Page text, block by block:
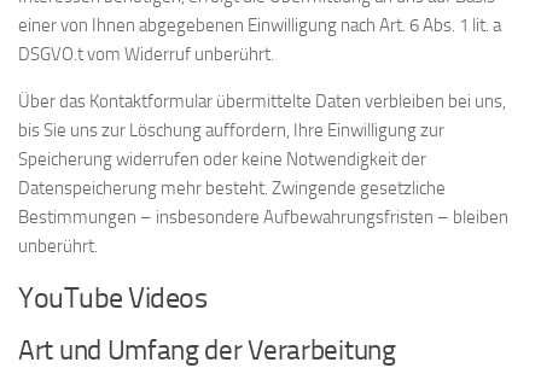
einer von Ihnen abgegebenen Einwilligung nach Art. 6 Abs. 1 lit. a
DSGVO.t vom Widerruf unberührt.
Über das Kontaktformular übermittelte Daten verbleiben bei uns,
bis Sie uns zur Löschung auffordern, Ihre Einwilligung zur
Speicherung widerrufen oder keine Notwendigkeit der
Datenspeicherung mehr besteht. Zwingende gesetzliche
Bestimmungen – insbesondere Aufbewahrungsfristen – bleiben
unberührt.
YouTube Videos
Art und Umfang der Verarbeitung